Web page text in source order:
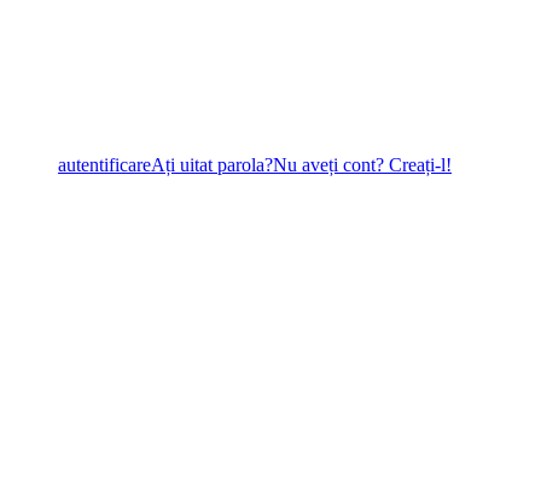
autentificareAți uitat parola?Nu aveți cont? Creați-l!